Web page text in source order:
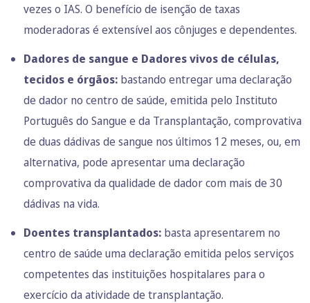
vezes o IAS. O benefício de isenção de taxas
moderadoras é extensível aos cônjuges e dependentes.
Dadores de sangue e Dadores vivos de células,
tecidos e órgãos: bastando entregar uma declaração
de dador no centro de saúde, emitida pelo Instituto
Português do Sangue e da Transplantação, comprovativa
de duas dádivas de sangue nos últimos 12 meses, ou, em
alternativa, pode apresentar uma declaração
comprovativa da qualidade de dador com mais de 30
dádivas na vida.
Doentes transplantados: basta apresentarem no
centro de saúde uma declaração emitida pelos serviços
competentes das instituições hospitalares para o
exercício da atividade de transplantação.